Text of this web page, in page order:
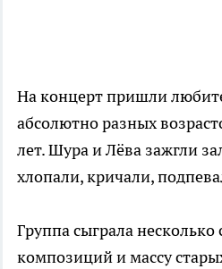
На концерт пришли
абсолютно разных
лет. Шура и Лёва зажгли
хлопали, кричали,
Группа сыграла
композиций и массу